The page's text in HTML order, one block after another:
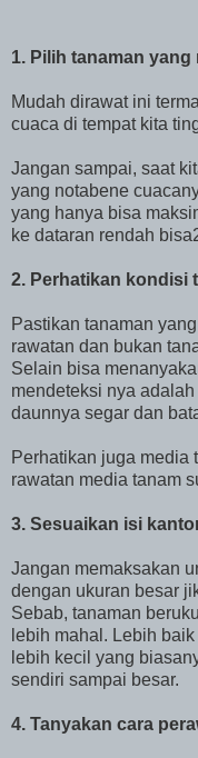
1. Pilih tanaman
Mudah dirawat ini
cuaca di tempat kita
Jangan sampai, saat
yang notabene
yang hanya bisa
ke dataran rendah
2. Perhatikan kondisi
Pastikan tanaman
rawatan dan bukan
Selain bisa
mendeteksi nya
daunnya segar dan
Perhatikan juga media
rawatan media tanam
3. Sesuaikan isi
Jangan memaksakan
dengan ukuran besar
Sebab, tanaman
lebih mahal. Lebih
lebih kecil yang
sendiri sampai besar.
4. Tanyakan cara